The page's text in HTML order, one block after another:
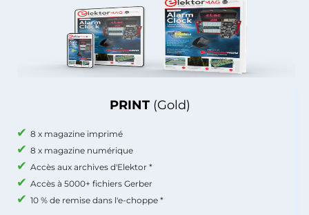
PRINT (Gold)
8 x magazine imprimé
8 x magazine numérique
Accès aux archives d'Elektor *
Accès à 5000+ fichiers Gerber
10 % de remise dans l'e-choppe *